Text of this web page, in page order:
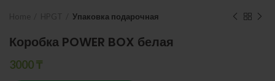
Упаковка подарочная
Коробка POWER BOX белая
3000₸